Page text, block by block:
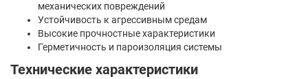
механических повреждений
Устойчивость к агрессивным средам
Высокие прочностные характеристики
Герметичность и пароизоляция системы
Технические характеристики